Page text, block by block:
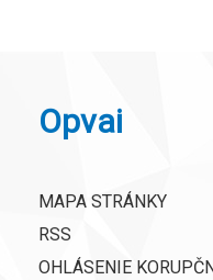
Opvai
MAPA STRÁNKY
RSS
OHLÁSENIE